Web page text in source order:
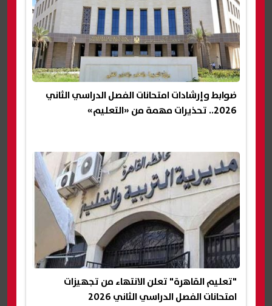
ضوابط وإرشادات امتحانات الفصل الدراسي الثاني
2026.. تحذيرات مهمة من «التعليم»
"تعليم القاهرة" تعلن الانتهاء من تجهيزات
امتحانات الفصل الدراسي الثاني 2026